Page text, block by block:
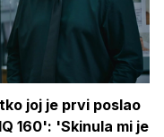
joj je prvi poslao
160': 'Skinula mi je